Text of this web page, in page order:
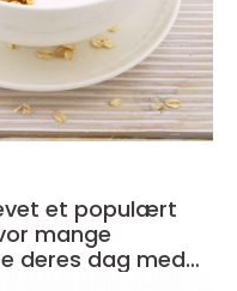
et populært
mange
deres dag med